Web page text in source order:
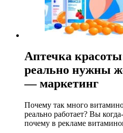
Аптечка
реально нужны
— маркетинг
Почему так много
реально работает? Вы
почему в рекламе